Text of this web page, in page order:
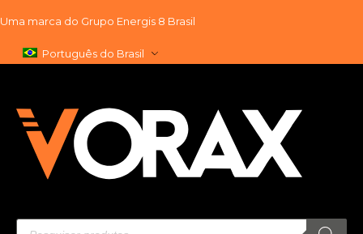
para
Uma marca do Grupo Energis 8 Brasil
Português do Brasil